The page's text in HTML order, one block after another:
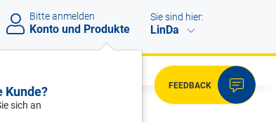
Bitte anmelden
Konto und Produkte
Kunde?
sich an
Sie sind hier:
LinDa
FEEDBACK